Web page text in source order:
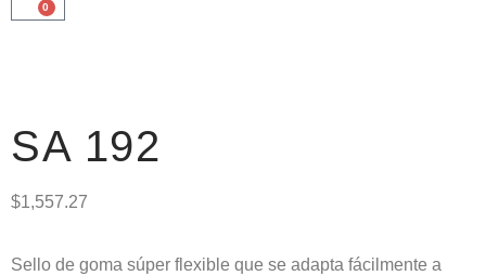
0
SA 192
$1,557.27
Sello de goma súper flexible que se adapta fácilmente a